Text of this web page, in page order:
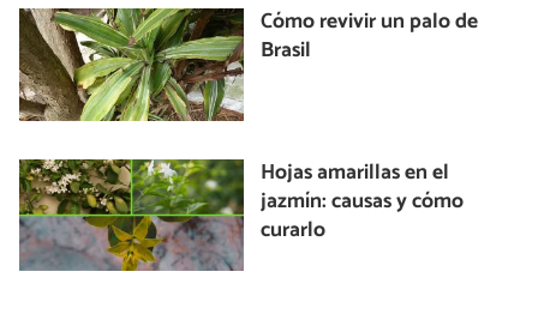
Cómo revivir un palo de
Brasil
Hojas amarillas en el
jazmín: causas y cómo
curarlo